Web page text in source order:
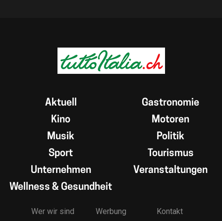
Aktuell
Gastronomie
Kino
Motoren
Musik
Politik
Sport
Tourismus
Unternehmen
Veranstaltungen
Wellness & Gesundheit
Wer wir sind Werbung Kontakt